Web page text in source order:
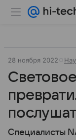
28 ноября 2022
Специалисты